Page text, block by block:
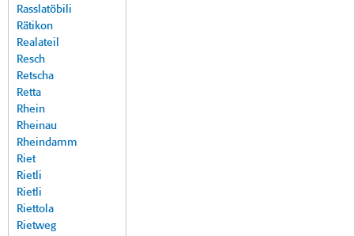
Rasslatöbili
Rätikon
Realateil
Resch
Retscha
Retta
Rhein
Rheinau
Rheindamm
Riet
Rietli
Rietli
Riettola
Rietweg